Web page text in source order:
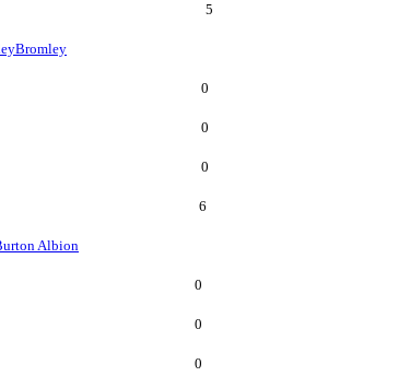
5
Bromley
0
0
0
6
Albion
0
0
0